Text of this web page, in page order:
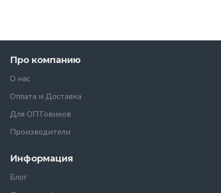
Про компанию
О нас
Оплата и Доставка
Для ОПТовиков
Производители
Информация
Блог